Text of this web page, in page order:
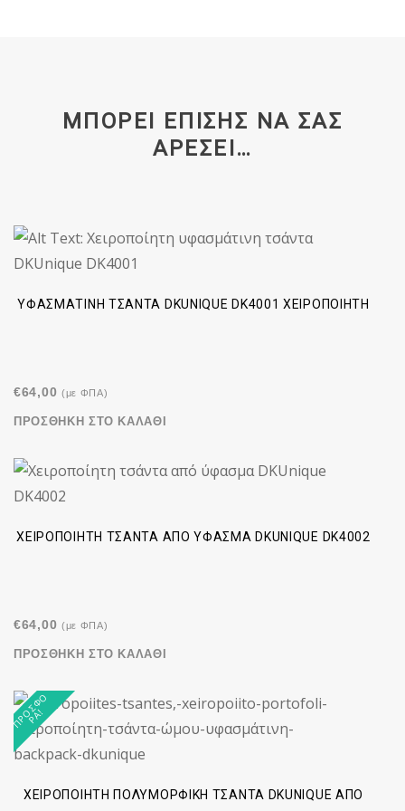
ΜΠΟΡΕΊ ΕΠΊΣΗΣ ΝΑ ΣΑΣ
ΑΡΈΣΕΙ…
ΥΦΑΣΜΆΤΙΝΗ ΤΣΆΝΤΑ DKUNIQUE DK4001 ΧΕΙΡΟΠΟΊΗΤΗ
€64,00 (με ΦΠΑ)
ΠΡΟΣΘΉΚΗ ΣΤΟ ΚΑΛΆΘΙ
ΧΕΙΡΟΠΟΊΗΤΗ ΤΣΆΝΤΑ ΑΠΌ ΎΦΑΣΜΑ DKUNIQUE DK4002
€64,00 (με ΦΠΑ)
ΠΡΟΣΘΉΚΗ ΣΤΟ ΚΑΛΆΘΙ
Π
Ρ
Ο
Σ
Φ
Ο
Ρ
Ά
!
ΧΕΙΡΟΠΟΊΗΤΗ ΠΟΛΥΜΟΡΦΙΚΉ ΤΣΆΝΤΑ DKUNIQUE ΑΠΌ